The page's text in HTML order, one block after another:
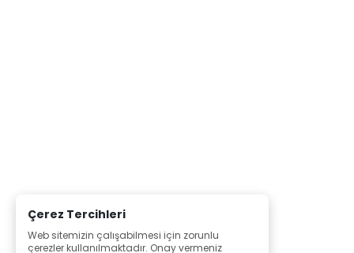
Çerez Tercihleri
Web sitemizin çalışabilmesi için zorunlu
çerezler kullanılmaktadır. Onay vermeniz